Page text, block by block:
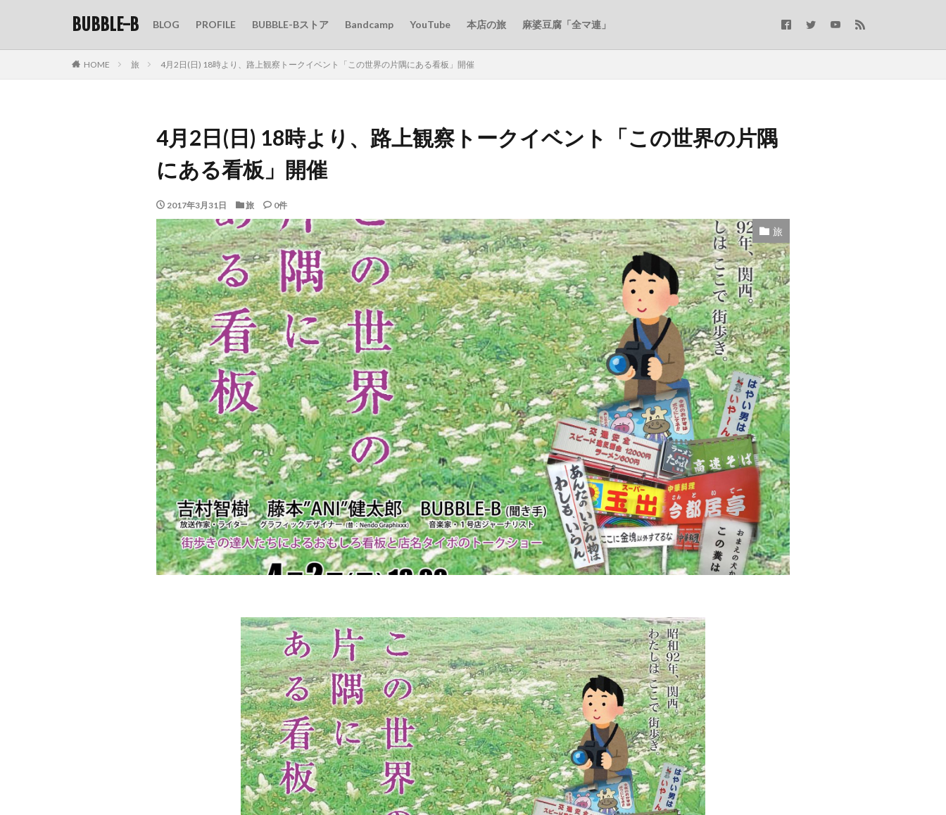
BUBBLE-B BLOG PROFILE BUBBLE-Bストア Bandcamp YouTube 本店の旅 麻婆豆腐「全マ連」
HOME 旅 4月2日(日) 18時より、路上観察トークイベント「この世界の片隅にある看板」開催
4月2日(日) 18時より、路上観察トークイベント「この世界の片隅
にある看板」開催
2017年3月31日 旅 0件
旅